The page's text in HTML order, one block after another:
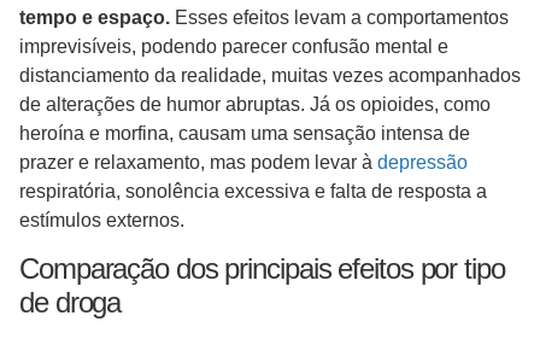
tempo e espaço. Esses efeitos levam a comportamentos
imprevisíveis, podendo parecer confusão mental e
distanciamento da realidade, muitas vezes acompanhados
de alterações de humor abruptas. Já os opioides, como
heroína e morfina, causam uma sensação intensa de
prazer e relaxamento, mas podem levar à depressão
respiratória, sonolência excessiva e falta de resposta a
estímulos externos.
Comparação dos principais efeitos por tipo
de droga